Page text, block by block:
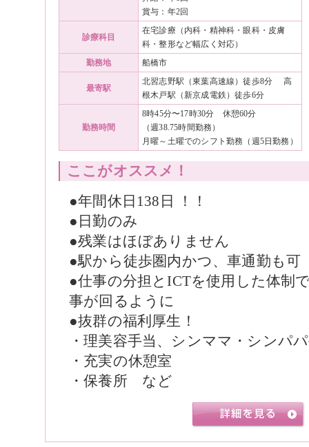
賞与：年2回
診療科目
在宅診療（内科・精神科・眼科・皮膚
科・整形など幅広く対応）
勤務地
船橋市
最寄駅
北習志野駅（東葉高速線）徒歩8分 高
根木戸駅（新京成電鉄）徒歩6分
勤務時間
8時45分〜17時30分 休憩60分
（週38.75時間勤務）
月曜～土曜でのシフト勤務（週5日勤務）
ここがオススメ！
●年間休日138日 ！！
●日勤のみ
●残業はほぼありません
●駅から徒歩圏内かつ、車通勤も可
●仕事の分担とICTを使用した体制
事が回るように
●抜群の福利厚生！
・理美容手当、シンママ・シンパ
・充実の休憩室
・保養所 など